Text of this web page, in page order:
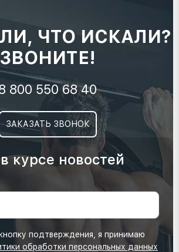
ЧТО ИСКАЛИ?
ЗВОНИТЕ!
800 550 68 40
ЗАКАЗАТЬ ЗВОНОК
курсе новостей
подтверждения, я принимаю
обработки персональных данных